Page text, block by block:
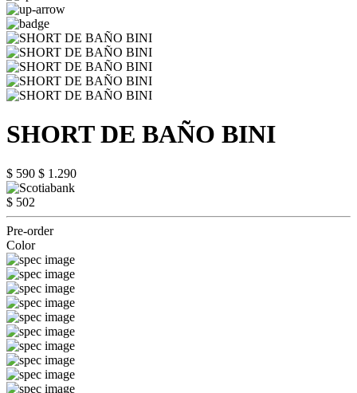
SHORT DE BAÑO BINI
$ 590 $ 1.290
$ 502
Pre-order
Color